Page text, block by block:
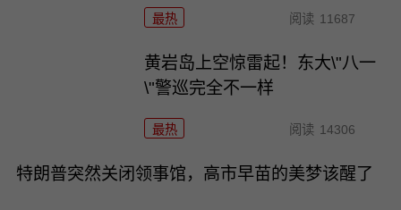
最热 阅读 11687
黄岩岛上空惊雷起！东大\"八一
\"警巡完全不一样
最热 阅读 14306
特朗普突然关闭领事馆，高市早苗的美梦该醒了